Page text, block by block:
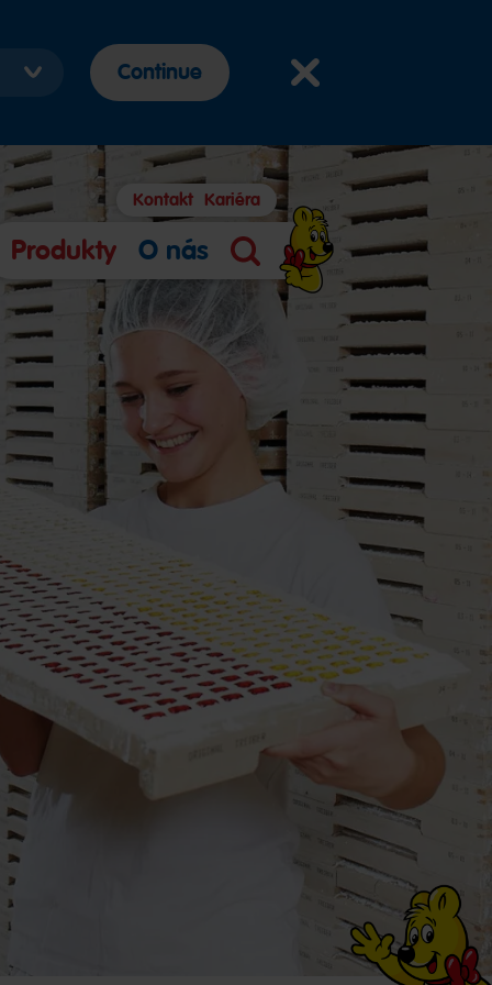
Produkty O nás
Vyhledávání
Kontakt Kariéra
Continue